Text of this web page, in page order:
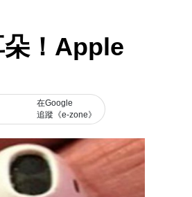
！Apple
在Google
追蹤《e-zone》